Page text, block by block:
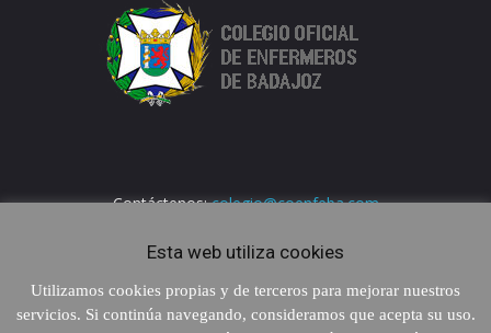
Contáctenos:colegio@coenfeba.com
Esta web utiliza cookies
Utilizamos cookies propias y de terceros para mejorar nuestros
servicios. Si continúa navegando, consideramos que acepta su uso.